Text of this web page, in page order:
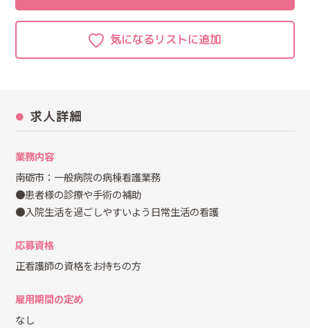
求人詳細
業務内容
南砺市：一般病院の病棟看護業務
●患者様の診療や手術の補助
●入院生活を過ごしやすいよう日常生活の看護
応募資格
正看護師の資格をお持ちの方
雇用期間の定め
なし